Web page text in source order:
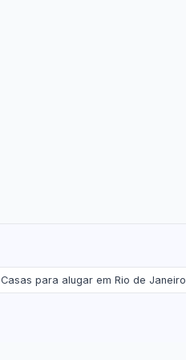
Casas para alugar em Rio de Janeiro